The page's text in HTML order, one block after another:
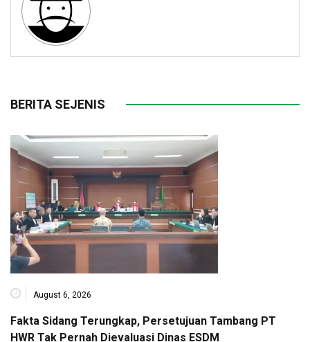
BERITA SEJENIS
August 6, 2026
Fakta Sidang Terungkap, Persetujuan Tambang PT
HWR Tak Pernah Dievaluasi Dinas ESDM